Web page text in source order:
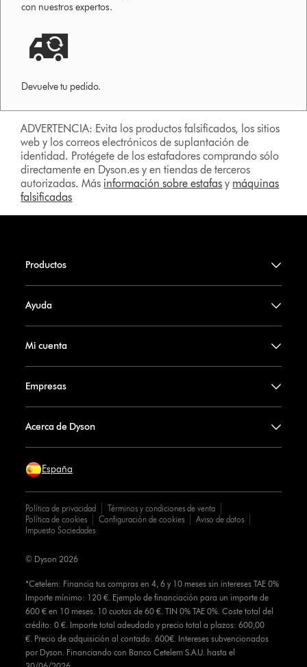
con nuestros expertos.
Devuelve tu pedido.
ADVERTENCIA: Evita los productos falsificados, los sitios
web y los correos electrónicos de suplantación de
identidad. Protégete de los estafadores comprando sólo
directamente en Dyson.es y en tiendas de terceros
autorizadas. Más información sobre estafas y máquinas
falsificadas
Productos
Ayuda
Mi cuenta
Empresas
Acerca de Dyson
España
Política de privacidad
Términos y condiciones de venta
Política de cookies
Configuración de cookies
Aviso de datos
Impuesto Sociedades
*Cetelem: Financia tus compras en 4, 6 y 10 meses sin intereses TAE 0%
Importe mínimo: 120 €. Ejemplo de financiación para un importe de
600 € en 10 meses. 10 cuotas de 60 €. TIN 0% TAE 0%. Coste total del
crédito: 0 €. Importe total adeudado y precio total a plazos: 600,00
€. Precio de adquisición al contado: 600€. Intereses subvencionados
por Dyson. Financiando con Banco Cetelem S.A.U. hasta el
© Dyson 2026